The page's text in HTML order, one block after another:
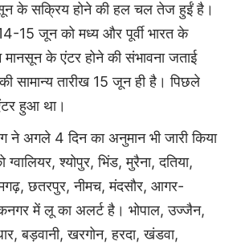
के सक्रिय होने की हल चल तेज हुईं है।
15 जून को मध्य और पूर्वी भारत के
मानसून के एंटर होने की संभावना जताई
सामान्य तारीख 15 जून ही है। पिछले
हुआ था।
ने अगले 4 दिन का अनुमान भी जारी किया
श्योपुर, भिंड, मुरैना, दतिया,
छतरपुर, नीमच, मंदसौर, आगर-
में लू का अलर्ट है। भोपाल, उज्जैन,
बड़वानी, खरगोन, हरदा, खंडवा,